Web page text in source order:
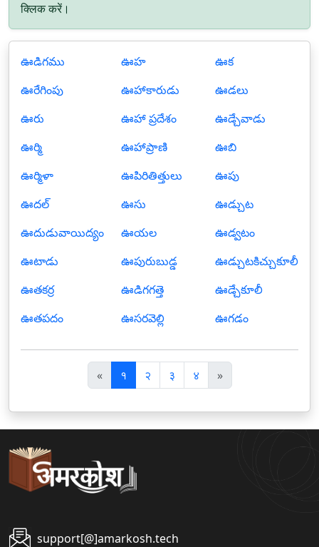
क्लिक करें।
ఊడిగము
ఊరేగింపు
ఊరు
ఊర్మి
ఊర్మిళా
ఊదల్
ఊదుడువాయిద్యం
ఊటాడు
ఊతకర్ర
ఊతపదం
ఊహ
ఊహాకారుడు
ఊహా ప్రదేశం
ఊహాప్రాణి
ఊపిరితిత్తులు
ఊసు
ఊయల
ఊపురుబుడ్డ
ఊడిగగత్తె
ఊసరవెల్లి
ఊక
ఊడలు
ఊడ్చేవాడు
ఊబి
ఊపు
ఊడ్చుట
ఊడ్వటం
ఊడ్చుటకిచ్చుకూలీ
ఊడ్చేకూలీ
ఊగడం
«पि
छ
ला
१ २ ३ ४ »अ
ग
ला
support[@]amarkosh.tech